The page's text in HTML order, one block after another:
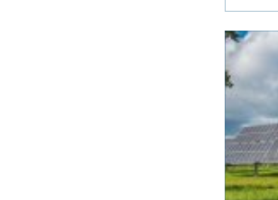
for
bare
en
Når...